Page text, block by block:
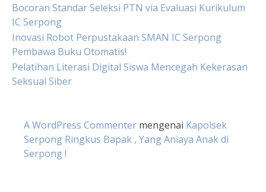
Bocoran Standar Seleksi PTN via Evaluasi Kurikulum
IC Serpong
Inovasi Robot Perpustakaan SMAN IC Serpong
Pembawa Buku Otomatis!
Pelatihan Literasi Digital Siswa Mencegah Kekerasan
Seksual Siber
A WordPress Commenter mengenai Kapolsek
Serpong Ringkus Bapak , Yang Aniaya Anak di
Serpong !